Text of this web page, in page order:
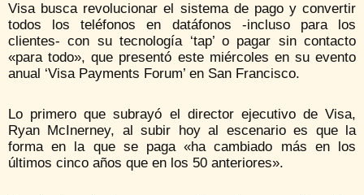
Visa busca revolucionar el sistema de pago y convertir
todos los teléfonos en datáfonos -incluso para los
clientes- con su tecnología ‘tap’ o pagar sin contacto
«para todo», que presentó este miércoles en su evento
anual ‘Visa Payments Forum’ en San Francisco.
Lo primero que subrayó el director ejecutivo de Visa,
Ryan McInerney, al subir hoy al escenario es que la
forma en la que se paga «ha cambiado más en los
últimos cinco años que en los 50 anteriores».